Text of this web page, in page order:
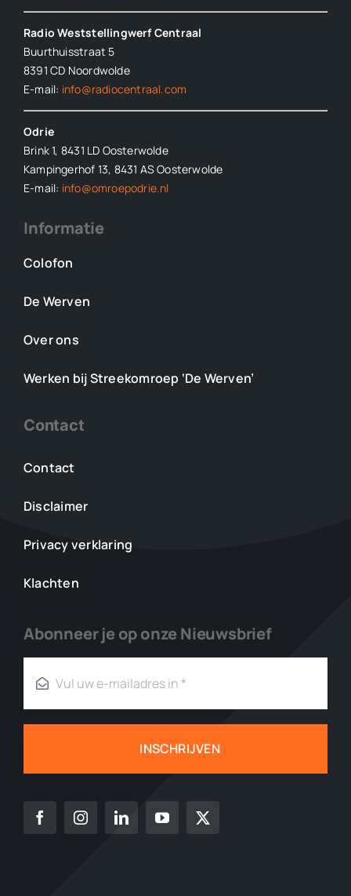
Radio Weststellingwerf Centraal
Buurthuisstraat 5
8391 CD Noordwolde
E-mail: info@radiocentraal.com
Odrie
Brink 1, 8431 LD Oosterwolde
Kampingerhof 13, 8431 AS Oosterwolde
E-mail: info@omroepodrie.nl
Informatie
Colofon
De Werven
Over ons
Werken bij Streekomroep ‘De Werven’
Contact
Contact
Disclaimer
Privacy verklaring
Klachten
Abonneer je op onze Nieuwsbrief
INSCHRIJVEN